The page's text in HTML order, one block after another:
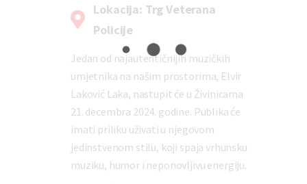
Lokacija: Trg Veterana
Policije
Jedan od najautentičnijih muzičkih
umjetnika na našim prostorima, Elvir
Laković Laka, nastupit će u Živinicama
21. decembra 2024. godine. Publika će
imati priliku uživati u njegovom
jedinstvenom stilu, koji spaja vrhunsku
muziku, humor i neponovljivu energiju.